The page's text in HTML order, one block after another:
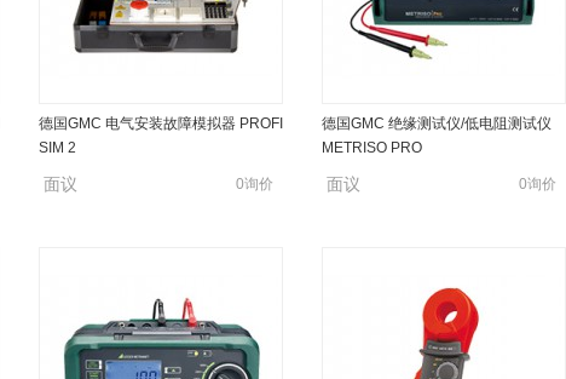
德国GMC 电气安装故障模拟器 PROFI
SIM 2
面议 0询价
德国GMC 绝缘测试仪/低电阻测试仪
METRISO PRO
面议 0询价